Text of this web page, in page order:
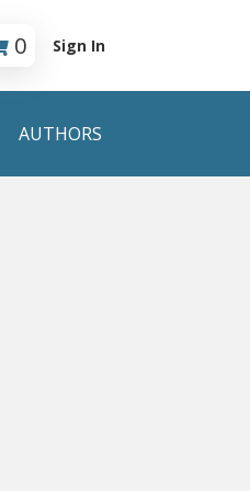
0 Sign In
AUTHORS